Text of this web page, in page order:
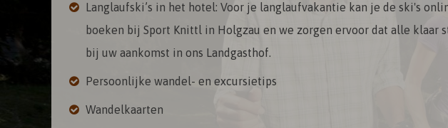
Langlaufski’s in het hotel: Voor je langlaufvakantie kan je de ski's
boeken bij Sport Knittl in Holgzau en we zorgen ervoor dat alle klaar
bij uw aankomst in ons Landgasthof.
Persoonlijke wandel- en excursietips
Wandelkaarten